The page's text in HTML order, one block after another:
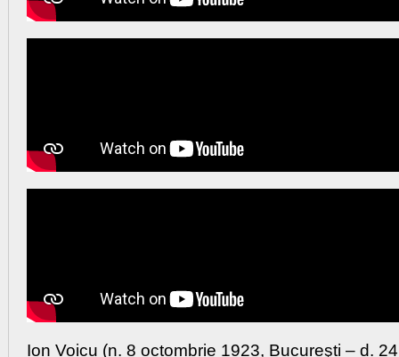
Ion Voicu (n. 8 octombrie 1923, Bucureşti – d.